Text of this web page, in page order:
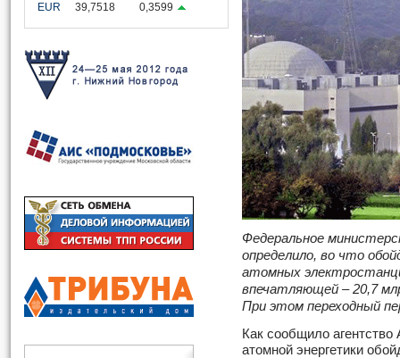
EUR
39,7518 0,3599
Федеральное
определило, во что
атомных
впечатляющей – 20,7
При этом переходный
Как сообщило
атомной энергетики